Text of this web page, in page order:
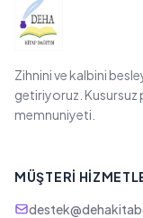
Zihnini ve kalbini
getiriyoruz. Kusursuz
memnuniyeti.
MÜŞTERI